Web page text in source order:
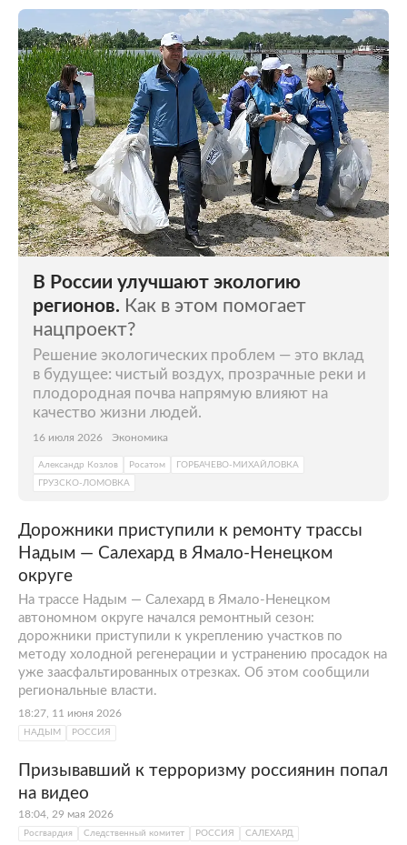
В России улучшают экологию
регионов. Как в этом помогает
нацпроект?
Решение экологических проблем — это вклад
в будущее: чистый воздух, прозрачные реки и
плодородная почва напрямую влияют на
качество жизни людей.
16 июля 2026 Экономика
Александр Козлов Росатом
ГОРБАЧЕВО-МИХАЙЛОВКА
ГРУЗСКО-ЛОМОВКА
Дорожники приступили к ремонту трассы
Надым — Салехард в Ямало-Ненецком
округе
На трассе Надым — Салехард в Ямало-Ненецком
автономном округе начался ремонтный сезон:
дорожники приступили к укреплению участков по
методу холодной регенерации и устранению просадок на
уже заасфальтированных отрезках. Об этом сообщили
региональные власти.
18:27, 11 июня 2026
НАДЫМ РОССИЯ
Призывавший к терроризму россиянин попал
на видео
18:04, 29 мая 2026
Росгвардия Следственный комитет РОССИЯ САЛЕХАРД